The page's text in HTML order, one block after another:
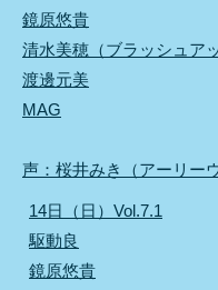
鏡原悠貴
清水美穂（ブラッシュア
渡邊元美
MAG
声：桜井みき（アーリー
​14日（日）Vol.7.1
駆動良
鏡原悠貴